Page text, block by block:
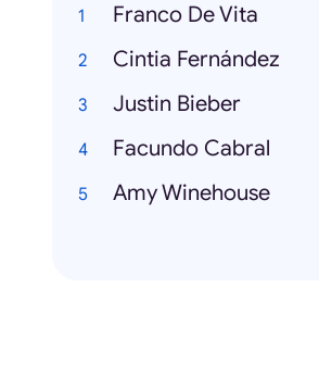
Franco De Vita
Cintia Fernández
Justin Bieber
Facundo Cabral
Amy Winehouse